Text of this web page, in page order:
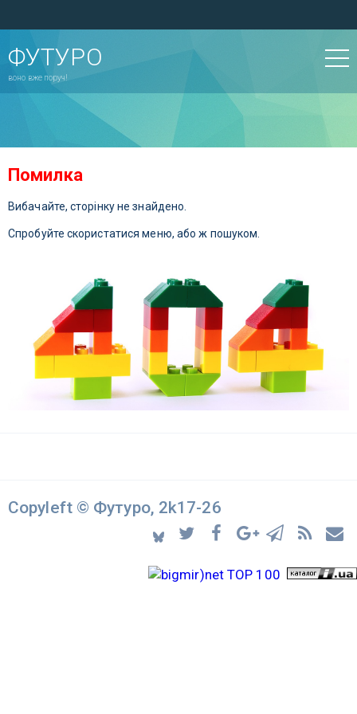
ФУТУРО
воно вже поруч!
Помилка
Вибачайте, сторінку не знайдено.
Спробуйте скористатися меню, або ж пошуком.
Copyleft © Футуро, 2k17-26